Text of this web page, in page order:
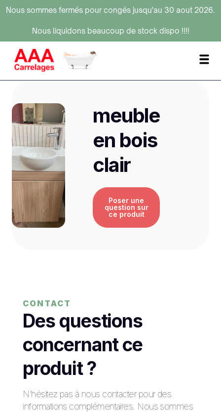
Nous sommes fermés pour congés jusqu'au 30 aout 2026.
Nous liquidons beaucoup de stock dispo !!!!
meuble
en bois
clair
Poser une
question sur
ce produit
CONTACT
Des questions
concernant ce
produit ?
N’hésitez pas à nous contacter pour des
informations complémentaires. Nous sommes